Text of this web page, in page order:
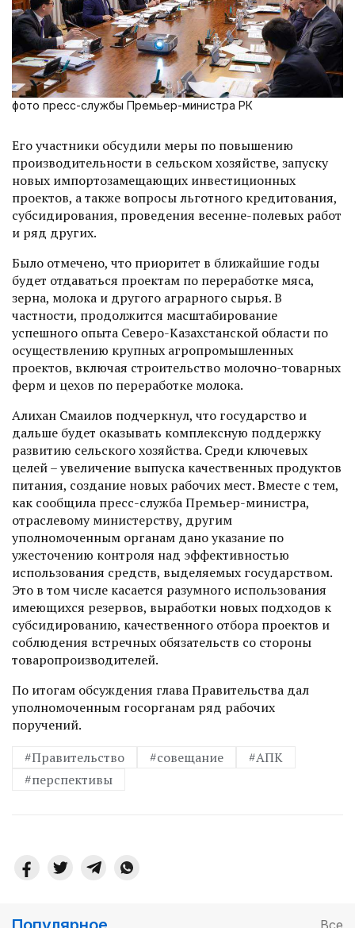
фото пресс-службы Премьер-министра РК
Его участники обсудили меры по повышению
производительности в сельском хозяйстве, запуску
новых импортозамещающих инвести­ционных
проектов, а также вопросы льготного кредитования,
субсидирования, проведения весенне-полевых работ
и ряд других.
Было отмечено, что приоритет в ближайшие годы
будет отдаваться­ проектам по переработке мяса,
зерна, молока и другого аграрного сырья. В
частности, продолжится масштабирование
успешного опыта Северо-Казахстанской области по
осуществлению крупных агропромышленных
проектов, включая строительство молочно-товарных
ферм и цехов по переработке молока.
Алихан Смаилов подчеркнул, что государство и
дальше будет оказывать комплексную поддержку
развитию сельского хозяйства. Среди ключевых
целей – увеличение выпуска качественных продуктов
питания, создание новых рабочих мест. Вмес­те с тем,
как сообщила пресс-служба Премьер-министра,
отраслевому министерству, другим
уполномоченным органам дано указание по
ужесточению контроля над эффективностью
использования средств, выделяемых государством.
Это в том числе касается разумного использования
имеющихся резервов, выработки новых подходов к
субсидированию, качественного отбора проектов и
соб­людения встречных обязательств со стороны
товаропроизводителей.
По итогам обсуждения глава Правительства дал
уполномоченным госорганам ряд рабочих
поручений.
#Правительство
#совещание
#АПК
#перспективы